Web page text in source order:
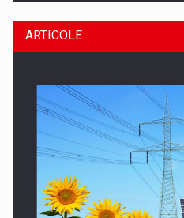
CEO Conference - Shaping The
ARTICOLE